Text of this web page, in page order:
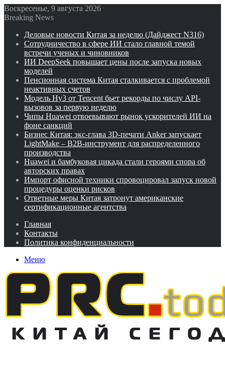
Воскресенье, 9 августа 2026
Breaking News
Деловые новости Китая за неделю (Дайджест N316)
Сотрудничество в сфере ИИ стало главной темой
встречи ученых и чиновников
ИИ DeepSeek повышает цены после запуска новых
моделей
Пенсионная система Китая сталкивается с проблемой
неактивных счетов
Модель Hy3 от Tencent бьет рекорды по числу API-
вызовов за первую неделю
Чипы Huawei отвоевывают рынок ускорителей ИИ на
фоне санкций
Бизнес Китая: экс-глава 3D-печати Anker запускает
LightMake – B2B-инструмент для распределенного
производства
Huawei и бамбуковая цикада стали героями спора об
авторских правах
Импорт офисной техники спровоцировал запуск новой
процедуры оценки рисков
Ответные меры Китая затронут американские
сертификационные агентства
Главная
Контакты
Политика конфиденциальности
Меню